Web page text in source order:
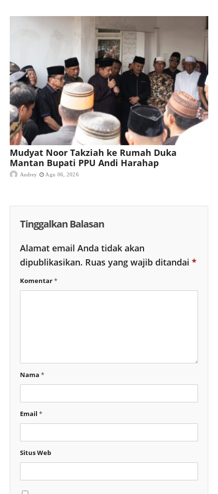
Mudyat Noor Takziah ke Rumah Duka
Mantan Bupati PPU Andi Harahap
Audrey Agu 06, 2026
Tinggalkan Balasan
Alamat email Anda tidak akan
dipublikasikan. Ruas yang wajib ditandai *
Komentar*
Nama *
Email *
Situs Web